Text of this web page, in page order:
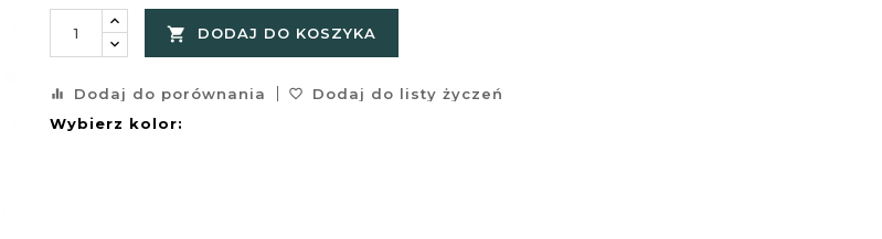
 DODAJ DO KOSZYKA
equalizer Dodaj do porównania favorite_border
Dodaj do listy życzeń
Wybierz kolor: